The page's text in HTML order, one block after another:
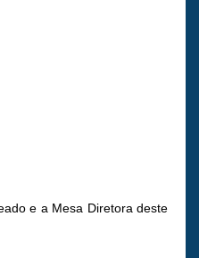
e a Mesa Diretora deste